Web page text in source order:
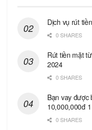
Dịch vụ rút
0 SHARES
Rút tiền mặt
2024
0 SHARES
Bạn vay được
10,000,000đ
0 SHARES